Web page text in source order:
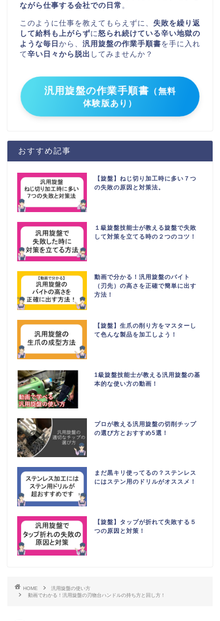
ながら仕事する会社での日常 。
このように仕事を教えてもらえずに、 失敗を繰り返
して給料も上がらずに怒られ続けている辛い地獄の
ような毎日 から、 汎用旋盤の作業手順書を手に入れ
て辛い日々から脱出 してみませんか？
汎用旋盤の作業手順書 （無料
体験版あり）
おすすめ記事
【旋盤】ねじ切り加工時に多い７つ
の失敗の原因と対策法。
１級旋盤技能士が教える旋盤で失敗
して対策を立てる時の２つのコツ！
動画で分かる！汎用旋盤のバイト
（刃先）の高さを正確で簡単に出す
方法！
【旋盤】生爪の削り方をマスターし
て色んな製品を加工しよう！
1級旋盤技能士が教える汎用旋盤の基
本的な使い方の動画！
プロが教える汎用旋盤の切削チップ
の選び方とおすすめ5選！
まだ黒キリ使ってるの？ステンレス
にはステン用のドリルがオススメ！
【旋盤】タップが折れて失敗する５
つの原因と対策！
HOME
汎用旋盤の使い方
動画でわかる！汎用旋盤の刃物台ハンドルの持ち方と回し方！